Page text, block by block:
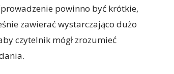
powinno być krótkie,
zawierać wystarczająco dużo
czytelnik mógł zrozumieć